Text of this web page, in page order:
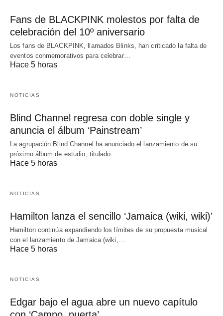
Fans de BLACKPINK molestos por falta de
celebración del 10º aniversario
Los fans de BLACKPINK, llamados Blinks, han criticado la falta de
eventos conmemorativos para celebrar…
Hace 5 horas
NOTICIAS
Blind Channel regresa con doble single y
anuncia el álbum ‘Painstream’
La agrupación Blind Channel ha anunciado el lanzamiento de su
próximo álbum de estudio, titulado…
Hace 5 horas
NOTICIAS
Hamilton lanza el sencillo ‘Jamaica (wiki, wiki)’
Hamilton continúa expandiendo los límites de su propuesta musical
con el lanzamiento de Jamaica (wiki,…
Hace 5 horas
NOTICIAS
Edgar bajo el agua abre un nuevo capítulo